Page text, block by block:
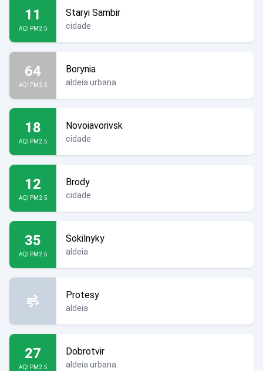
11
AQI PM2.5
Staryi Sambir
cidade
64
AQI PM2.5
Borynia
aldeia urbana
18
AQI PM2.5
Novoiavorivsk
cidade
12
AQI PM2.5
Brody
cidade
35
AQI PM2.5
Sokilnyky
aldeia
Protesy
aldeia
27
AQI PM2.5
Dobrotvir
aldeia urbana